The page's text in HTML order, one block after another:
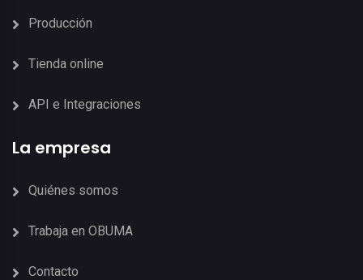
Producción
Tienda online
API e Integraciones
La empresa
Quiénes somos
Trabaja en OBUMA
Contacto